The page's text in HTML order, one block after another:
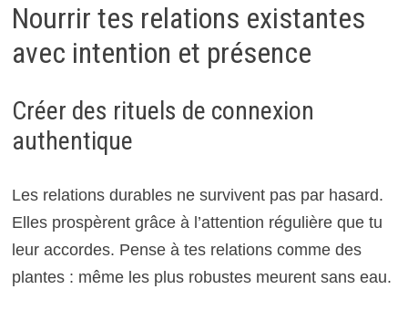
Nourrir tes relations existantes
avec intention et présence
Créer des rituels de connexion
authentique
Les relations durables ne survivent pas par hasard.
Elles prospèrent grâce à l’attention régulière que tu
leur accordes. Pense à tes relations comme des
plantes : même les plus robustes meurent sans eau.